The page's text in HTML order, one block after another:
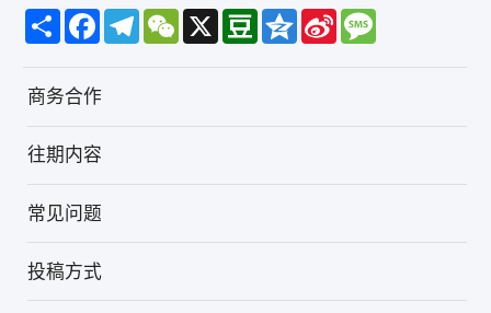
Share FacebookTelegramWeChat
X DoubanQzoneSina
Weibo
Message
商务合作
往期内容
常见问题
投稿方式